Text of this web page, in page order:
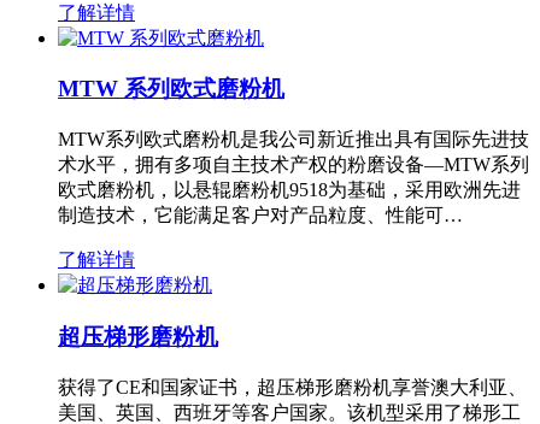
了解详情
MTW 系列欧式磨粉机
MTW系列欧式磨粉机是我公司新近推出具有国际先进技
术水平，拥有多项自主技术产权的粉磨设备—MTW系列
欧式磨粉机，以悬辊磨粉机9518为基础，采用欧洲先进
制造技术，它能满足客户对产品粒度、性能可…
了解详情
超压梯形磨粉机
获得了CE和国家证书，超压梯形磨粉机享誉澳大利亚、
美国、英国、西班牙等客户国家。该机型采用了梯形工